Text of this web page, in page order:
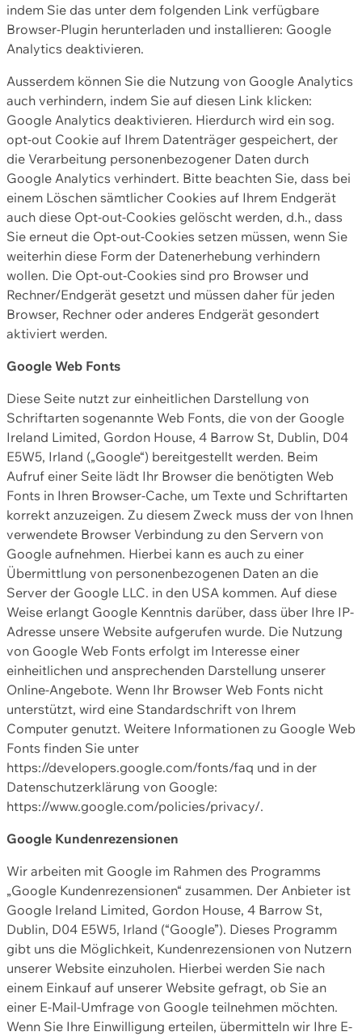
indem Sie das unter dem folgenden Link verfügbare
Browser-Plugin herunterladen und installieren: Google
Analytics deaktivieren.
Ausserdem können Sie die Nutzung von Google Analytics
auch verhindern, indem Sie auf diesen Link klicken:
Google Analytics deaktivieren. Hierdurch wird ein sog.
opt-out Cookie auf Ihrem Datenträger gespeichert, der
die Verarbeitung personenbezogener Daten durch
Google Analytics verhindert. Bitte beachten Sie, dass bei
einem Löschen sämtlicher Cookies auf Ihrem Endgerät
auch diese Opt-out-Cookies gelöscht werden, d.h., dass
Sie erneut die Opt-out-Cookies setzen müssen, wenn Sie
weiterhin diese Form der Datenerhebung verhindern
wollen. Die Opt-out-Cookies sind pro Browser und
Rechner/Endgerät gesetzt und müssen daher für jeden
Browser, Rechner oder anderes Endgerät gesondert
aktiviert werden.
Google Web Fonts
Diese Seite nutzt zur einheitlichen Darstellung von
Schriftarten sogenannte Web Fonts, die von der Google
Ireland Limited, Gordon House, 4 Barrow St, Dublin, D04
E5W5, Irland („Google“) bereitgestellt werden. Beim
Aufruf einer Seite lädt Ihr Browser die benötigten Web
Fonts in Ihren Browser-Cache, um Texte und Schriftarten
korrekt anzuzeigen. Zu diesem Zweck muss der von Ihnen
verwendete Browser Verbindung zu den Servern von
Google aufnehmen. Hierbei kann es auch zu einer
Übermittlung von personenbezogenen Daten an die
Server der Google LLC. in den USA kommen. Auf diese
Weise erlangt Google Kenntnis darüber, dass über Ihre IP-
Adresse unsere Website aufgerufen wurde. Die Nutzung
von Google Web Fonts erfolgt im Interesse einer
einheitlichen und ansprechenden Darstellung unserer
Online-Angebote. Wenn Ihr Browser Web Fonts nicht
unterstützt, wird eine Standardschrift von Ihrem
Computer genutzt. Weitere Informationen zu Google Web
Fonts finden Sie unter
https://developers.google.com/fonts/faq und in der
Datenschutzerklärung von Google:
https://www.google.com/policies/privacy/.
Google Kundenrezensionen
Wir arbeiten mit Google im Rahmen des Programms
„Google Kundenrezensionen“ zusammen. Der Anbieter ist
Google Ireland Limited, Gordon House, 4 Barrow St,
Dublin, D04 E5W5, Irland (“Google”). Dieses Programm
gibt uns die Möglichkeit, Kundenrezensionen von Nutzern
unserer Website einzuholen. Hierbei werden Sie nach
einem Einkauf auf unserer Website gefragt, ob Sie an
einer E-Mail-Umfrage von Google teilnehmen möchten.
Wenn Sie Ihre Einwilligung erteilen, übermitteln wir Ihre E-